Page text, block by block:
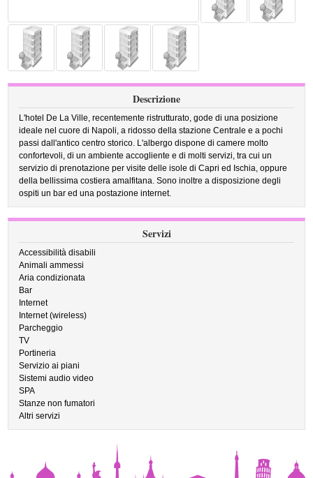
Descrizione
L'hotel De La Ville, recentemente ristrutturato, gode di una posizione
ideale nel cuore di Napoli, a ridosso della stazione Centrale e a pochi
passi dall'antico centro storico. L'albergo dispone di camere molto
confortevoli, di un ambiente accogliente e di molti servizi, tra cui un
servizio di prenotazione per visite delle isole di Capri ed Ischia, oppure
della bellissima costiera amalfitana. Sono inoltre a disposizione degli
ospiti un bar ed una postazione internet.
Servizi
Accessibilità disabili
Animali ammessi
Aria condizionata
Bar
Internet
Internet (wireless)
Parcheggio
TV
Portineria
Servizio ai piani
Sistemi audio video
SPA
Stanze non fumatori
Altri servizi